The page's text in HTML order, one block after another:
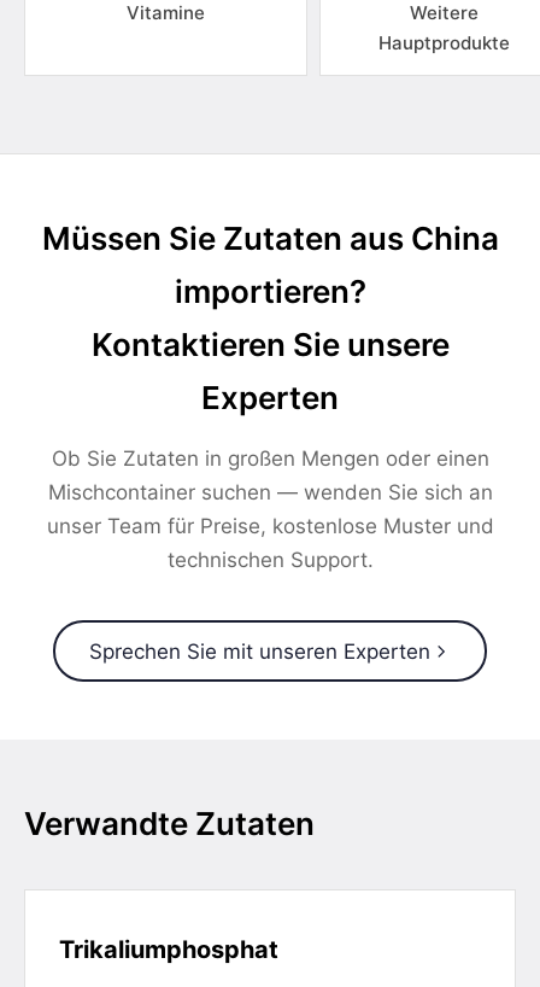
Vitamine
Weitere
Hauptprodukte
Müssen Sie Zutaten aus China
importieren?
Kontaktieren Sie unsere
Experten
Ob Sie Zutaten in großen Mengen oder einen
Mischcontainer suchen — wenden Sie sich an
unser Team für Preise, kostenlose Muster und
technischen Support.
Sprechen Sie mit unseren Experten
Verwandte Zutaten
Trikaliumphosphat